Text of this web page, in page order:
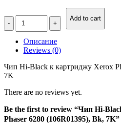
Количество
Чип
Black
картриджу
Xerox
Phaser
6280
Bk,
7K
Add to cart
Описание
Reviews (0)
Чип Hi-Black к картриджу Xerox
7K
There are no reviews yet.
Be the first to review “Чип Hi-
Phaser 6280 (106R01395), Bk, 7K”